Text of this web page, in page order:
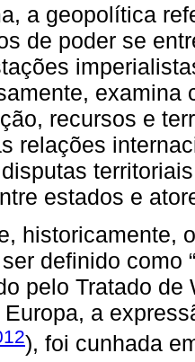
a geopolítica
de poder se
examina
recursos e
relações
estados e
historicamente,
definido como
pelo Tratado
a
), foi cunhada